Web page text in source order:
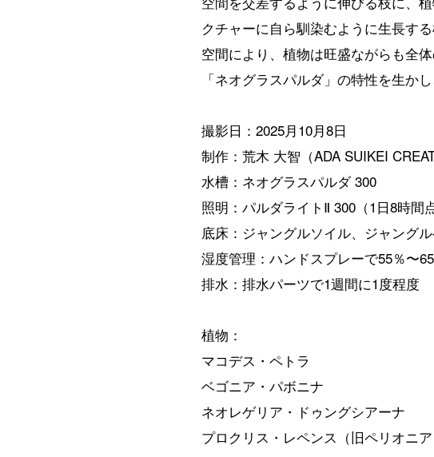
クチャーに自ら馴染むように生長す
空間により、植物は旺盛ながらも全
「ネオグラスパルダ」の特性を生か
撮影日：2025月10月8日
制作：荒木 大智（ADA SUIKEI
水槽：ネオグラスパルダ 300
照明：パルダライトⅡ 300（1日8時間
底床：ジャングルソイル、ジャング
湿度管理：ハンドスプレーで55％〜
排水：排水パーツで1週間に1度程度
植物：
マコデス・ペトラ
ベゴニア・パボニナ
ネオレゲリア・ドゥングシアーナ
プロクリス・レペンス（旧ペリオニア